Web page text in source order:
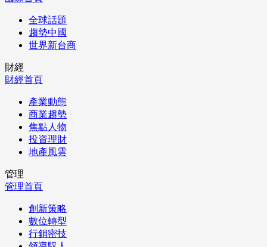
全球話題
趨勢中國
世界新台商
財經
財經首頁
產業動態
商業趨勢
焦點人物
投資理財
地產風雲
管理
管理首頁
創新策略
數位轉型
行銷密技